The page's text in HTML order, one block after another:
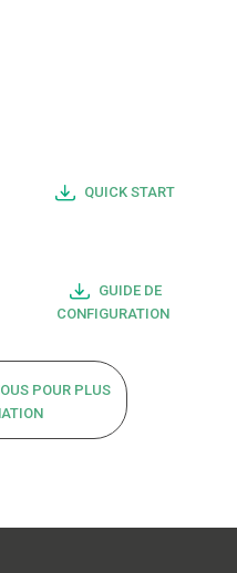
QUICK START
GUIDE DE
CONFIGURATION
POUR PLUS